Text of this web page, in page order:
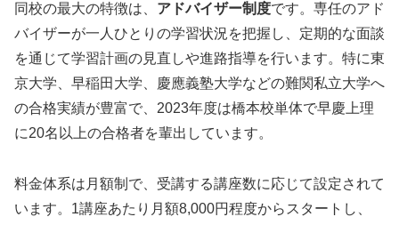
同校の最大の特徴は、 アドバイザー制度です。専任のアド
バイザーが一人ひとりの学習状況を把握し、定期的な面談
を通じて学習計画の見直しや進路指導を行います。特に東
京大学、早稲田大学、慶應義塾大学などの難関私立大学へ
の合格実績が豊富で、2023年度は橋本校単体で早慶上理
に20名以上の合格者を輩出しています。
料金体系は月額制で、受講する講座数に応じて設定されて
います。1講座あたり月額8,000円程度からスタートし、